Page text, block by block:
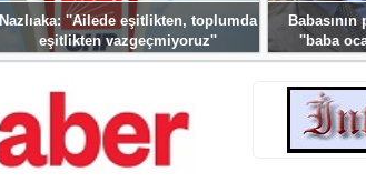
Nazlıaka: ''Ailede eşitlikten, toplumda
eşitlikten vazgeçmiyoruz''
''baba